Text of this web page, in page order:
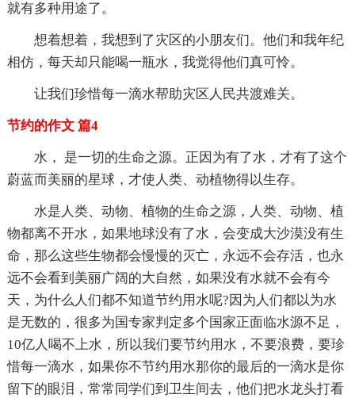
就有多种用途了。
想着想着，我想到了灾区的小朋友们。他们和我年纪
相仿，每天却只能喝一瓶水，我觉得他们真可怜。
让我们珍惜每一滴水帮助灾区人民共渡难关。
节约的作文 篇4
水， 是一切的生命之源。正因为有了水，才有了这个
蔚蓝而美丽的星球，才使人类、动植物得以生存。
水是人类、动物、植物的生命之源，人类、动物、植
物都离不开水，如果地球没有了水，会变成大沙漠没有生
命，那么这些生物都会慢慢的灭亡，永远不会存活，也永
远不会看到美丽广阔的大自然，如果没有水就不会有今
天，为什么人们都不知道节约用水呢?因为人们都以为水
是无数的，很多为国专家判定多个国家正面临水源不足，
10亿人喝不上水，所以我们要节约用水，不要浪费，要珍
惜每一滴水，如果你不节约用水那你的最后的一滴水是你
留下的眼泪，常常同学们到卫生间去，他们把水龙头打看